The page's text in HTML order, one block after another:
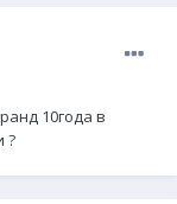
10года в
?